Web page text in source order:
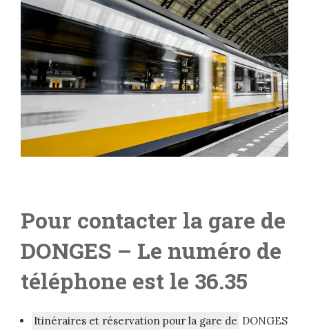
Pour contacter la gare de
DONGES – Le numéro de
téléphone est le 36.35
Itinéraires et réservation pour la gare de DONGES